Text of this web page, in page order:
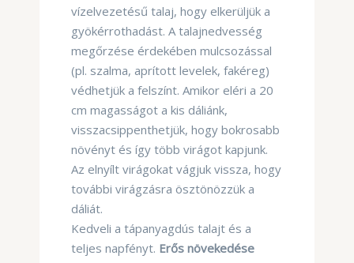
vízelvezetésű talaj, hogy elkerüljük a
gyökérrothadást. A talajnedvesség
megőrzése érdekében mulcsozással
(pl. szalma, aprított levelek, fakéreg)
védhetjük a felszínt. Amikor eléri a 20
cm magasságot a kis dáliánk,
visszacsippenthetjük, hogy bokrosabb
növényt és így több virágot kapjunk.
Az elnyílt virágokat vágjuk vissza, hogy
további virágzásra ösztönözzük a
dáliát.
Kedveli a tápanyagdús talajt és a
teljes napfényt. Erős növekedése